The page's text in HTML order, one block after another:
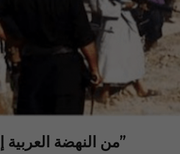
من النهضة العربية إلى “داعش”